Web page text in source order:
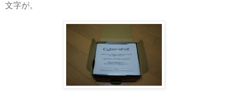
文字が。